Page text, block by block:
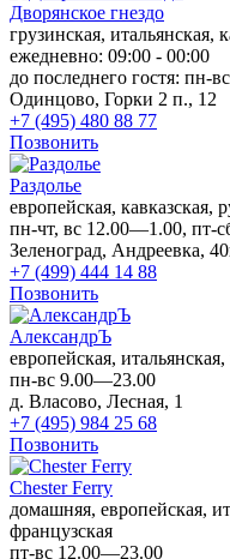
Дворянское гнездо
грузинская, итальянская,
ежедневно: 09:00 - 00:00
до последнего гостя: пн-вс
Одинцово, Горки 2 п., 12
+7 (495) 480 88 77
Позвонить
Раздолье
европейская, кавказская,
пн-чт, вс 12.00—1.00, пт-
Зеленоград, Андреевка,
+7 (499) 444 14 88
Позвонить
АлександрЪ
европейская,
пн-вс 9.00—23.00
д. Власово, Лесная, 1
+7 (495) 984 25 68
Позвонить
Chester Ferry
домашняя, европейская,
французская
пт-вс 12.00—23.00